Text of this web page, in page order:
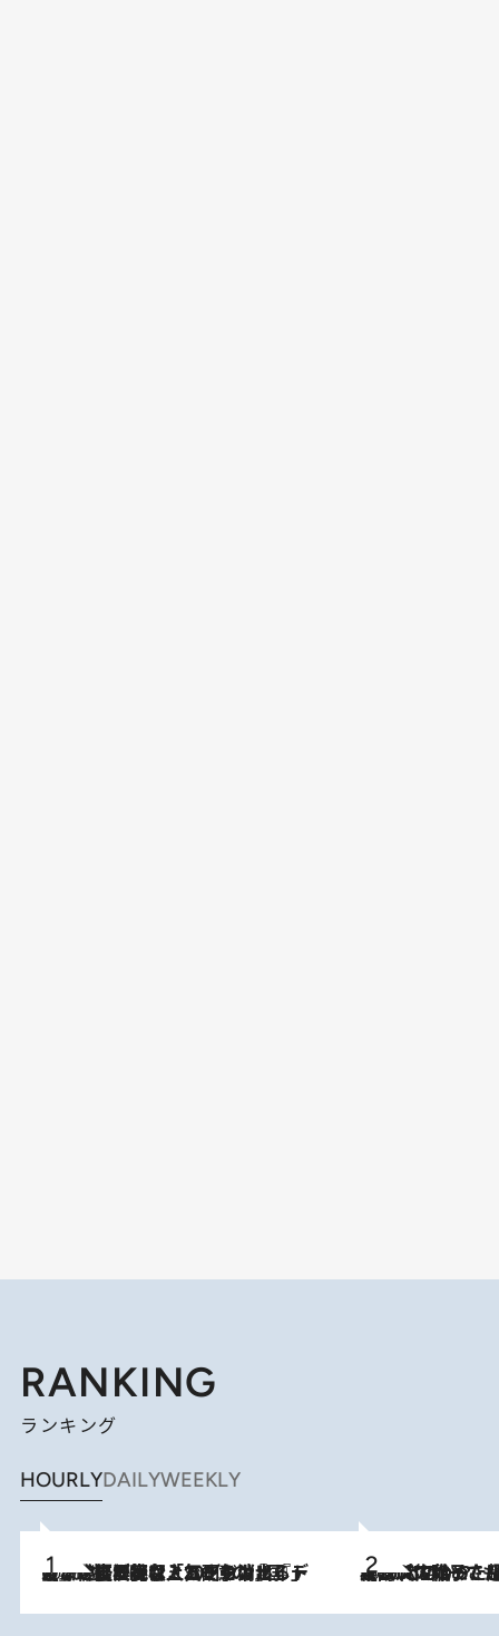
RANKING
ランキング
HOURLYDAILYWEEKLY
2026.8.5
【なぜ吉沢亮は「気配を消せる」のか？】興行収入208億の『国宝』を経て挑むミュージカル『ディア・エヴァン・ハンセン』。トップ俳優が舞台上でさらけ出した“孤独”とは 2026.8.5
【阿川佐和子さんの年とる力】なぜ70代で始めた趣味は“こんなに楽しい”のか？ ピアノ、俳句…スランプに陥っても続けられる“ある秘訣”とは